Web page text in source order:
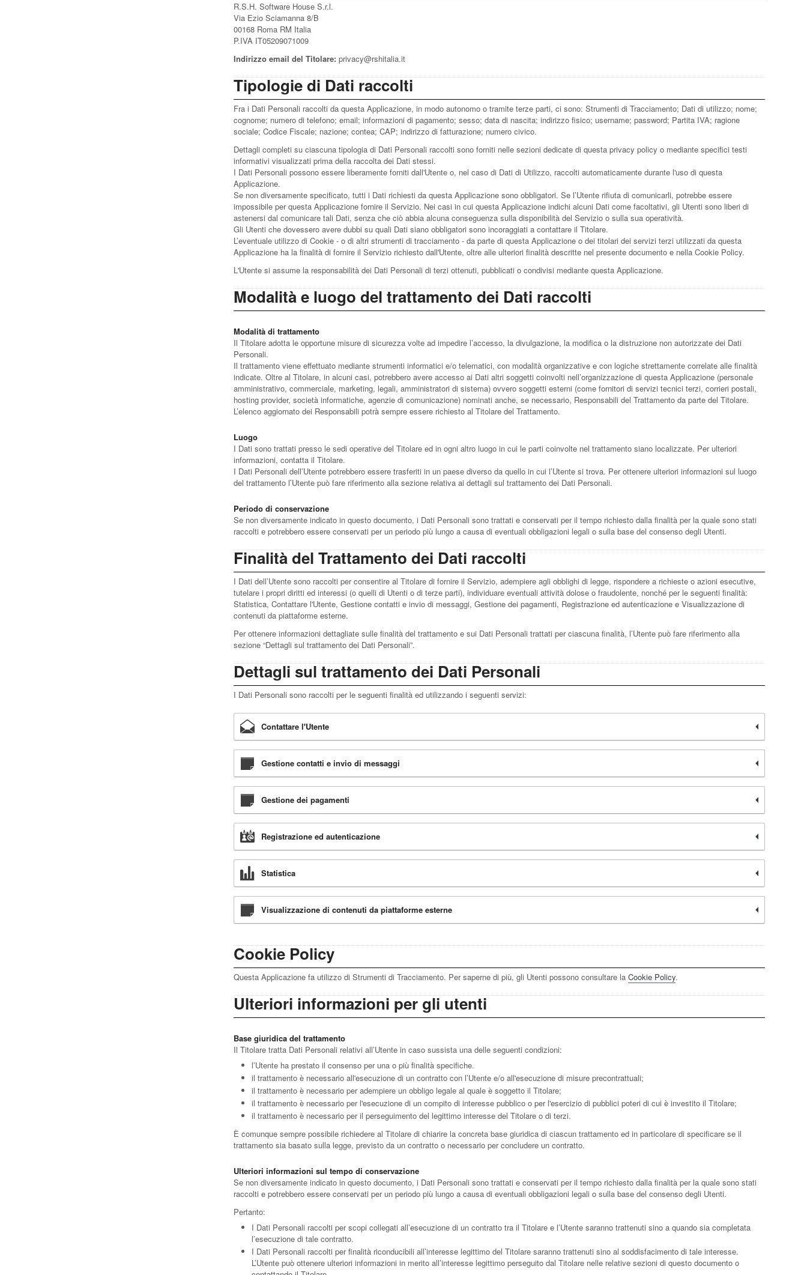
R.S.H. Software House S.r.l.
Via Ezio Sciamanna 8/B
00168 Roma RM Italia
P.IVA IT05209071009
Indirizzo email del Titolare: privacy@rshitalia.it
Tipologie di Dati raccolti
Fra i Dati Personali raccolti da questa Applicazione, in modo autonomo o tramite terze parti, ci sono: Strumenti di Tracciamento; Dati di utilizzo; nome;
cognome; numero di telefono; email; informazioni di pagamento; sesso; data di nascita; indirizzo fisico; username; password; Partita IVA; ragione
sociale; Codice Fiscale; nazione; contea; CAP; indirizzo di fatturazione; numero civico.
Dettagli completi su ciascuna tipologia di Dati Personali raccolti sono forniti nelle sezioni dedicate di questa privacy policy o mediante specifici testi
informativi visualizzati prima della raccolta dei Dati stessi.
I Dati Personali possono essere liberamente forniti dall'Utente o, nel caso di Dati di Utilizzo, raccolti automaticamente durante l'uso di questa
Applicazione.
Se non diversamente specificato, tutti i Dati richiesti da questa Applicazione sono obbligatori. Se l’Utente rifiuta di comunicarli, potrebbe essere
impossibile per questa Applicazione fornire il Servizio. Nei casi in cui questa Applicazione indichi alcuni Dati come facoltativi, gli Utenti sono liberi di
astenersi dal comunicare tali Dati, senza che ciò abbia alcuna conseguenza sulla disponibilità del Servizio o sulla sua operatività.
Gli Utenti che dovessero avere dubbi su quali Dati siano obbligatori sono incoraggiati a contattare il Titolare.
L’eventuale utilizzo di Cookie - o di altri strumenti di tracciamento - da parte di questa Applicazione o dei titolari dei servizi terzi utilizzati da questa
Applicazione ha la finalità di fornire il Servizio richiesto dall'Utente, oltre alle ulteriori finalità descritte nel presente documento e nella Cookie Policy.
L'Utente si assume la responsabilità dei Dati Personali di terzi ottenuti, pubblicati o condivisi mediante questa Applicazione.
Modalità e luogo del trattamento dei Dati raccolti
Modalità di trattamento
Il Titolare adotta le opportune misure di sicurezza volte ad impedire l’accesso, la divulgazione, la modifica o la distruzione non autorizzate dei Dati
Personali.
Il trattamento viene effettuato mediante strumenti informatici e/o telematici, con modalità organizzative e con logiche strettamente correlate alle finalità
indicate. Oltre al Titolare, in alcuni casi, potrebbero avere accesso ai Dati altri soggetti coinvolti nell’organizzazione di questa Applicazione (personale
amministrativo, commerciale, marketing, legali, amministratori di sistema) ovvero soggetti esterni (come fornitori di servizi tecnici terzi, corrieri postali,
hosting provider, società informatiche, agenzie di comunicazione) nominati anche, se necessario, Responsabili del Trattamento da parte del Titolare.
L’elenco aggiornato dei Responsabili potrà sempre essere richiesto al Titolare del Trattamento.
Luogo
I Dati sono trattati presso le sedi operative del Titolare ed in ogni altro luogo in cui le parti coinvolte nel trattamento siano localizzate. Per ulteriori
informazioni, contatta il Titolare.
I Dati Personali dell’Utente potrebbero essere trasferiti in un paese diverso da quello in cui l’Utente si trova. Per ottenere ulteriori informazioni sul luogo
del trattamento l’Utente può fare riferimento alla sezione relativa ai dettagli sul trattamento dei Dati Personali.
Periodo di conservazione
Se non diversamente indicato in questo documento, i Dati Personali sono trattati e conservati per il tempo richiesto dalla finalità per la quale sono stati
raccolti e potrebbero essere conservati per un periodo più lungo a causa di eventuali obbligazioni legali o sulla base del consenso degli Utenti.
Finalità del Trattamento dei Dati raccolti
I Dati dell’Utente sono raccolti per consentire al Titolare di fornire il Servizio, adempiere agli obblighi di legge, rispondere a richieste o azioni esecutive,
tutelare i propri diritti ed interessi (o quelli di Utenti o di terze parti), individuare eventuali attività dolose o fraudolente, nonché per le seguenti finalità:
Statistica, Contattare l'Utente, Gestione contatti e invio di messaggi, Gestione dei pagamenti, Registrazione ed autenticazione e Visualizzazione di
contenuti da piattaforme esterne.
Per ottenere informazioni dettagliate sulle finalità del trattamento e sui Dati Personali trattati per ciascuna finalità, l’Utente può fare riferimento alla
sezione “Dettagli sul trattamento dei Dati Personali”.
Dettagli sul trattamento dei Dati Personali
I Dati Personali sono raccolti per le seguenti finalità ed utilizzando i seguenti servizi:
Contattare l'Utente
Gestione contatti e invio di messaggi
Gestione dei pagamenti
Registrazione ed autenticazione
Statistica
Visualizzazione di contenuti da piattaforme esterne
Cookie Policy
Questa Applicazione fa utilizzo di Strumenti di Tracciamento. Per saperne di più, gli Utenti possono consultare la Cookie Policy.
Ulteriori informazioni per gli utenti
Base giuridica del trattamento
Il Titolare tratta Dati Personali relativi all’Utente in caso sussista una delle seguenti condizioni:
l’Utente ha prestato il consenso per una o più finalità specifiche.
il trattamento è necessario all'esecuzione di un contratto con l’Utente e/o all'esecuzione di misure precontrattuali;
il trattamento è necessario per adempiere un obbligo legale al quale è soggetto il Titolare;
il trattamento è necessario per l'esecuzione di un compito di interesse pubblico o per l'esercizio di pubblici poteri di cui è investito il Titolare;
il trattamento è necessario per il perseguimento del legittimo interesse del Titolare o di terzi.
È comunque sempre possibile richiedere al Titolare di chiarire la concreta base giuridica di ciascun trattamento ed in particolare di specificare se il
trattamento sia basato sulla legge, previsto da un contratto o necessario per concludere un contratto.
Ulteriori informazioni sul tempo di conservazione
Se non diversamente indicato in questo documento, i Dati Personali sono trattati e conservati per il tempo richiesto dalla finalità per la quale sono stati
raccolti e potrebbero essere conservati per un periodo più lungo a causa di eventuali obbligazioni legali o sulla base del consenso degli Utenti.
Pertanto:
I Dati Personali raccolti per scopi collegati all’esecuzione di un contratto tra il Titolare e l’Utente saranno trattenuti sino a quando sia completata
l’esecuzione di tale contratto.
I Dati Personali raccolti per finalità riconducibili all’interesse legittimo del Titolare saranno trattenuti sino al soddisfacimento di tale interesse.
L’Utente può ottenere ulteriori informazioni in merito all’interesse legittimo perseguito dal Titolare nelle relative sezioni di questo documento o